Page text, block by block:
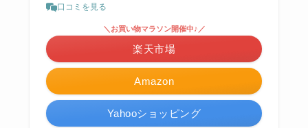
口コミを見る
Amazon
＼お買い物マラソン開催中♪／
楽天市場
Yahooショッピング